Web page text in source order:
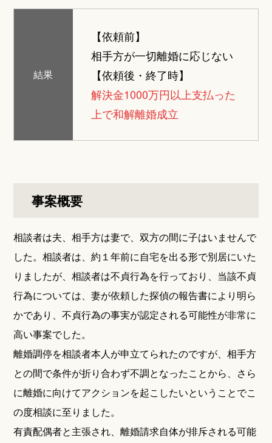
結果
【依頼前】
相手方が一切離婚に応じない
【依頼後・終了時】
解決金1000万円以上支払った
上で和解離婚成立
事案概要
相談者は夫、相手方は妻で、双方の間に子はいませんで
した。相談者は、約１年前に自宅を出る形で別居にいた
りましたが、相談者は不貞行為を行っており、当該不貞
行為については、妻が依頼した探偵の報告書により明ら
かであり、不貞行為の事実が認定される可能性が非常に
高い事案でした。
離婚調停を相談者本人が申立てられたのですが、相手方
との間で条件が折り合わず不調となったことから、さら
に離婚に向けてアクションを起こしたいということでこ
の度相談に至りました。
有責配偶者と主張され、離婚請求自体が排斥される可能